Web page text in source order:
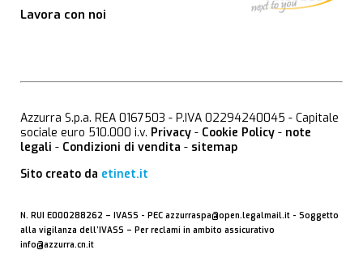
Lavora con noi
Azzurra S.p.a. REA 0167503 - P.IVA 02294240045 - Capitale
sociale euro 510.000 i.v. Privacy - Cookie Policy - note
legali - Condizioni di vendita - sitemap
Sito creato da etinet.it
N. RUI E000288262 – IVASS - PEC azzurraspa@open.legalmail.it - Soggetto
alla vigilanza dell’IVASS – Per reclami in ambito assicurativo
info@azzurra.cn.it